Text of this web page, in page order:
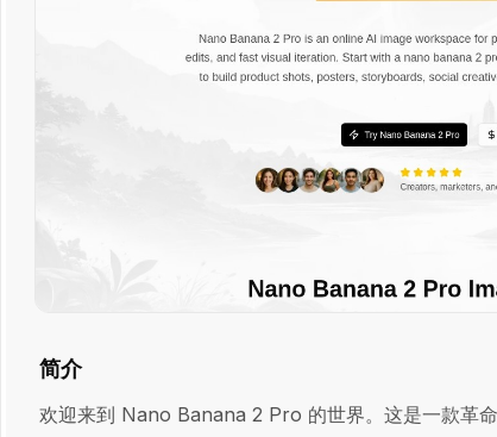
简介
欢迎来到 Nano Banana 2 Pro 的世界。这是一款革